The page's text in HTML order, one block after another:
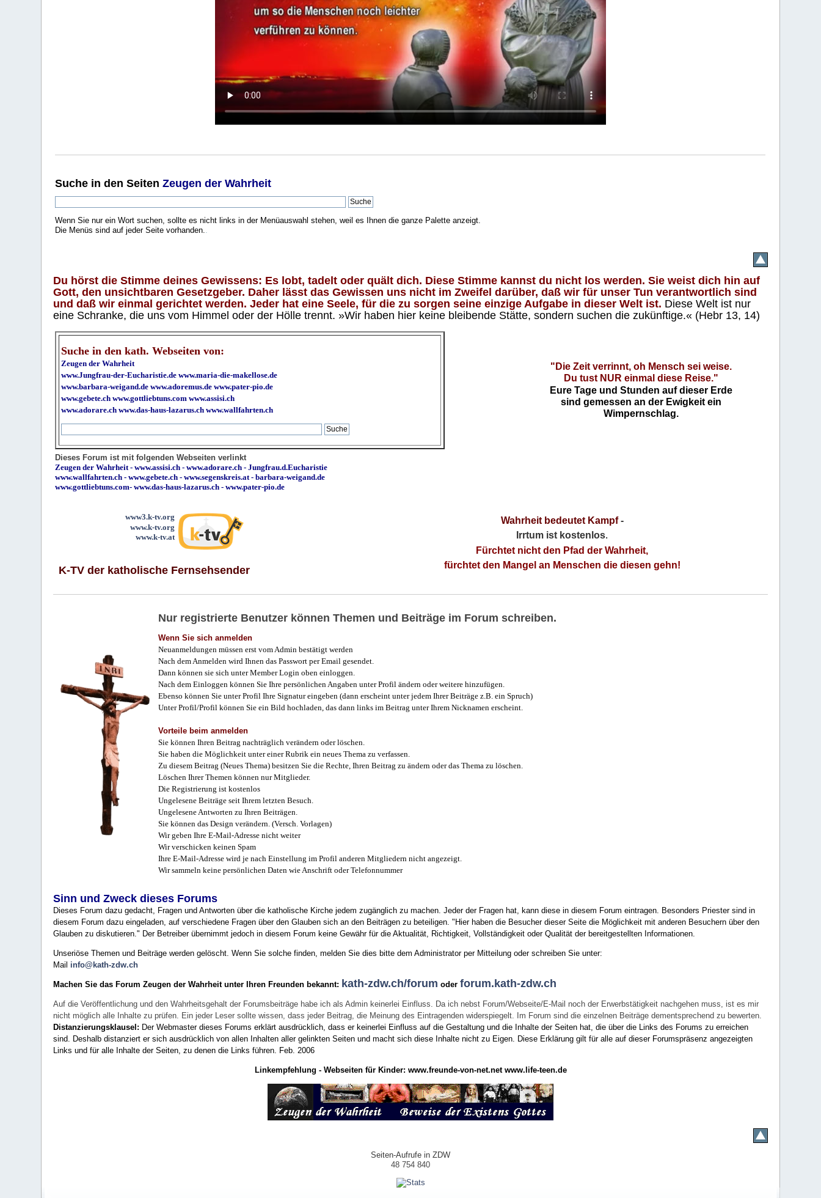
Suche in den SeitenZeugen der Wahrheit
Wenn Sie nur ein Wort suchen, sollte es nicht links in der Menüauswahl stehen, weil es Ihnen die ganze Palette anzeigt.
Die Menüs sind auf jeder Seite vorhanden.
Du hörst die Stimme deines Gewissens: Es lobt, tadelt oder quält dich. Diese Stimme kannst du nicht los werden. Sie weist dich hin auf
Gott, den unsichtbaren Gesetzgeber. Daher lässt das Gewissen uns nicht im Zweifel darüber, daß wir für unser Tun verantwortlich sind
und daß wir einmal gerichtet werden. Jeder hat eine Seele, für die zu sorgen seine einzige Aufgabe in dieser Welt ist. Diese Welt ist nur
eine Schranke, die uns vom Himmel oder der Hölle trennt. »Wir haben hier keine bleibende Stätte, sondern suchen die zukünftige.« (Hebr 13, 14)
Suche in den kath. Webseiten von:
Zeugen der Wahrheit
www.Jungfrau-der-Eucharistie.de www.maria-die-makellose.de
www.barbara-weigand.de www.adoremus.de www.pater-pio.de
www.gebete.ch www.gottliebtuns.com www.assisi.ch
www.adorare.ch www.das-haus-lazarus.ch www.wallfahrten.ch
"Die Zeit verrinnt, oh Mensch sei weise.
Du tust NUR einmal diese Reise."
Eure Tage und Stunden auf dieser Erde
sind gemessen an der Ewigkeit ein
Wimpernschlag.
Dieses Forum ist mit folgenden Webseiten verlinkt
Zeugen der Wahrheit -www.assisi.ch -www.adorare.ch -Jungfrau.d.Eucharistie
www.wallfahrten.ch -www.gebete.ch -www.segenskreis.at -barbara-weigand.de
www.gottliebtuns.com-www.das-haus-lazarus.ch - www.pater-pio.de
www3.k-tv.org
www.k-tv.org
www.k-tv.at
K-TV der katholische Fernsehsender
Wahrheit bedeutet Kampf-
Irrtum ist kostenlos.
Fürchtet nicht den Pfad der Wahrheit,
fürchtet den Mangel an Menschen die diesen gehn!
Nur registrierte Benutzer können Themen und Beiträge im Forum schreiben.
Wenn Sie sich anmelden
Neuanmeldungen müssen erst vom Admin bestätigt werden
Nach dem Anmelden wird Ihnen das Passwort per Email gesendet.
Dann können sie sich unter Member Login oben einloggen.
Nach dem Einloggen können Sie Ihre persönlichen Angaben unter Profil ändern oder weitere hinzufügen.
Ebenso können Sie unter Profil Ihre Signatur eingeben (dann erscheint unter jedem Ihrer Beiträge z.B. ein Spruch)
Unter Profil/Profil können Sie ein Bild hochladen, das dann links im Beitrag unter Ihrem Nicknamen erscheint.
Vorteile beim anmelden
Sie können Ihren Beitrag nachträglich verändern oder löschen.
Sie haben die Möglichkeit unter einer Rubrik ein neues Thema zu verfassen.
Zu diesem Beitrag (Neues Thema) besitzen Sie die Rechte, Ihren Beitrag zu ändern oder das Thema zu löschen.
Löschen Ihrer Themen können nur Mitglieder.
Die Registrierung ist kostenlos
Ungelesene Beiträge seit Ihrem letzten Besuch.
Ungelesene Antworten zu Ihren Beiträgen.
Sie können das Design verändern. (Versch. Vorlagen)
Wir geben Ihre E-Mail-Adresse nicht weiter
Wir verschicken keinen Spam
Ihre E-Mail-Adresse wird je nach Einstellung im Profil anderen Mitgliedern nicht angezeigt.
Wir sammeln keine persönlichen Daten wie Anschrift oder Telefonnummer
Sinn und Zweck dieses Forums
Dieses Forum dazu gedacht, Fragen und Antworten über die katholische Kirche jedem zugänglich zu machen. Jeder der Fragen hat, kann diese in diesem Forum eintragen. Besonders Priester sind in
diesem Forum dazu eingeladen, auf verschiedene Fragen über den Glauben sich an den Beiträgen zu beteiligen. "Hier haben die Besucher dieser Seite die Möglichkeit mit anderen Besuchern über den
Glauben zu diskutieren." Der Betreiber übernimmt jedoch in diesem Forum keine Gewähr für die Aktualität, Richtigkeit, Vollständigkeit oder Qualität der bereitgestellten Informationen.
Unseriöse Themen und Beiträge werden gelöscht. Wenn Sie solche finden, melden Sie dies bitte dem Administrator per Mitteilung oder schreiben Sie unter:
Mail info@kath-zdw.ch
Machen Sie das Forum Zeugen der Wahrheit unter Ihren Freunden bekannt: kath-zdw.ch/forum oderforum.kath-zdw.ch
Auf die Veröffentlichung und den Wahrheitsgehalt der Forumsbeiträge habe ich als Admin keinerlei Einfluss. Da ich nebst Forum/Webseite/E-Mail noch der Erwerbstätigkeit nachgehen muss, ist es mir
nicht möglich alle Inhalte zu prüfen. Ein jeder Leser sollte wissen, dass jeder Beitrag, die Meinung des Eintragenden widerspiegelt. Im Forum sind die einzelnen Beiträge dementsprechend zu bewerten.
Distanzierungsklausel: Der Webmaster dieses Forums erklärt ausdrücklich, dass er keinerlei Einfluss auf die Gestaltung und die Inhalte der Seiten hat, die über die Links des Forums zu erreichen
sind. Deshalb distanziert er sich ausdrücklich von allen Inhalten aller gelinkten Seiten und macht sich diese Inhalte nicht zu Eigen. Diese Erklärung gilt für alle auf dieser Forumspräsenz angezeigten
Links und für alle Inhalte der Seiten, zu denen die Links führen. Feb. 2006
Linkempfehlung - Webseiten für Kinder: www.freunde-von-net.net www.life-teen.de
Seiten-Aufrufe in ZDW
48 754 840